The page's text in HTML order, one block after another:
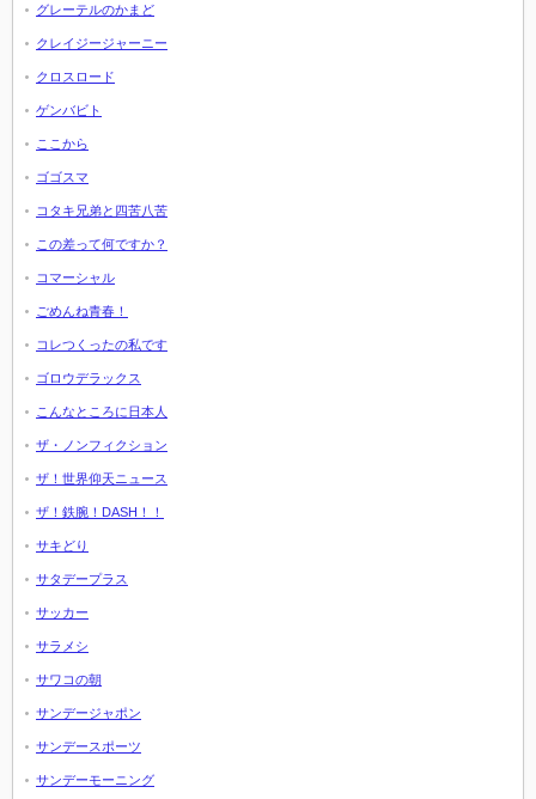
グレーテルのかまど
クレイジージャーニー
クロスロード
ゲンバビト
ここから
ゴゴスマ
コタキ兄弟と四苦八苦
この差って何ですか？
コマーシャル
ごめんね青春！
コレつくったの私です
ゴロウデラックス
こんなところに日本人
ザ・ノンフィクション
ザ！世界仰天ニュース
ザ！鉄腕！DASH！！
サキどり
サタデープラス
サッカー
サラメシ
サワコの朝
サンデージャポン
サンデースポーツ
サンデーモーニング